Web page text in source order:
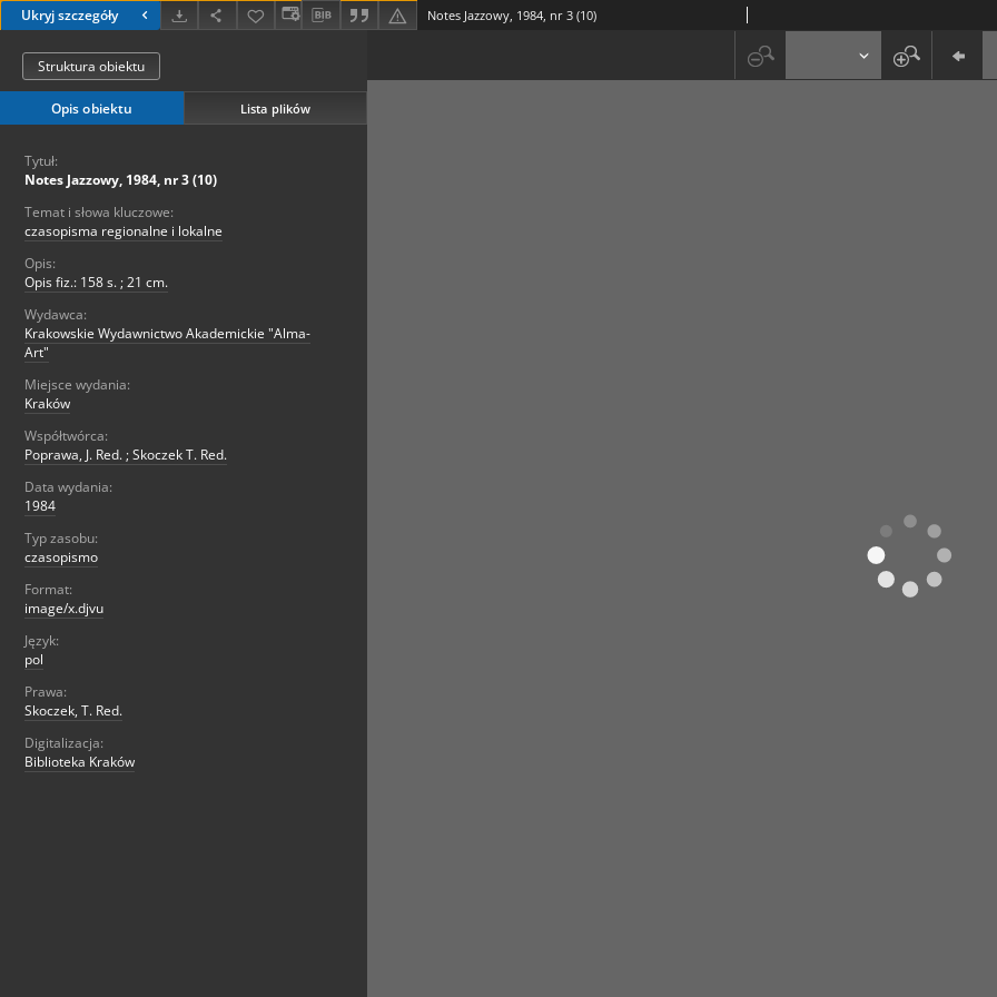
Ukryj szczegóły Notes Jazzowy, 1984, nr 3 (10)
Struktura obiektu
Opis obiektu Lista plików
Tytuł:
Notes Jazzowy, 1984, nr 3 (10)
Temat i słowa kluczowe:
czasopisma regionalne i lokalne
Opis:
Opis fiz.: 158 s. ; 21 cm.
Wydawca:
Krakowskie Wydawnictwo Akademickie "Alma-
Art"
Miejsce wydania:
Kraków
Współtwórca:
Poprawa, J. Red. ; Skoczek T. Red.
Data wydania:
1984
Typ zasobu:
czasopismo
Format:
image/x.djvu
Język:
pol
Prawa:
Skoczek, T. Red.
Digitalizacja:
Biblioteka Kraków